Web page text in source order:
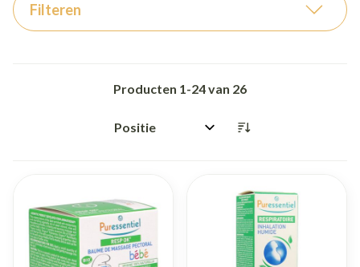
Filteren
Producten 1-24van 26
Sorteer op: